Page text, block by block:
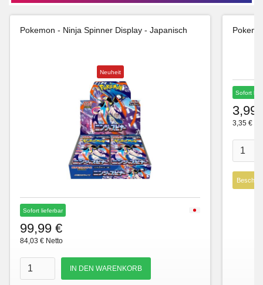
Pokemon - Ninja Spinner Display - Japanisch
Neuheit
Sofort lieferbar
99,99 €
84,03 € Netto
Sofort
3,99
3,35 €